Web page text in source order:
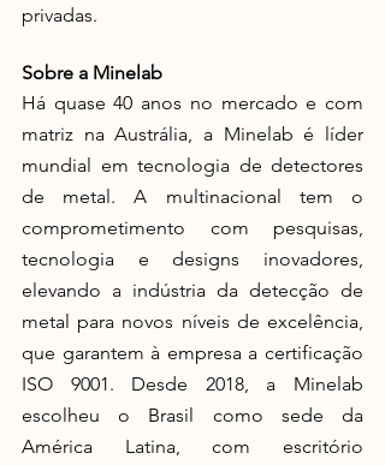
privadas.
Sobre a Minelab
Há quase 40 anos no mercado e com
matriz na Austrália, a Minelab é líder
mundial em tecnologia de detectores
de metal. A multinacional tem o
comprometimento com pesquisas,
tecnologia e designs inovadores,
elevando a indústria da detecção de
metal para novos níveis de excelência,
que garantem à empresa a certificação
ISO 9001. Desde 2018, a Minelab
escolheu o Brasil como sede da
América Latina, com escritório